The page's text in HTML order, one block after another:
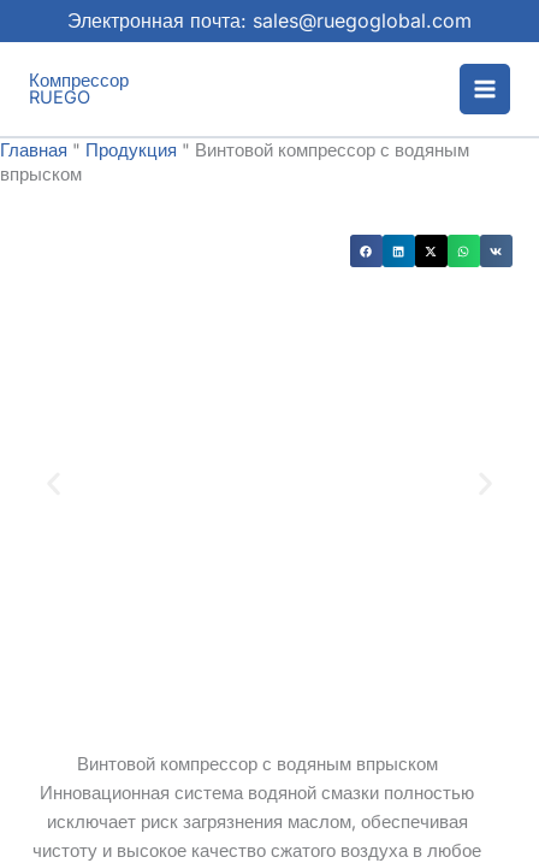
к
содержимому
Электронная почта: sales@ruegoglobal.com
Главная " Продукция " Винтовой компрессор с водяным
впрыском
Винтовой компрессор с водяным впрыском
Инновационная система водяной смазки полностью
исключает риск загрязнения маслом, обеспечивая
чистоту и высокое качество сжатого воздуха в любое